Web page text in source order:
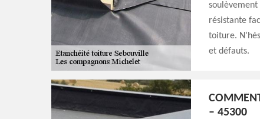
résistante
toiture.
et défauts.
– 45300